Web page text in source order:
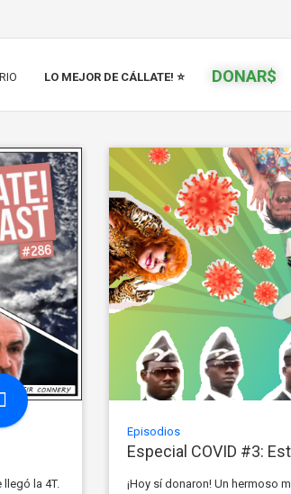
LO MEJOR DE CÁLLATE! ⭐ DONAR$
la 4T.
Episodios
Especial COVID #3:
¡Hoy sí donaron! Un hermoso